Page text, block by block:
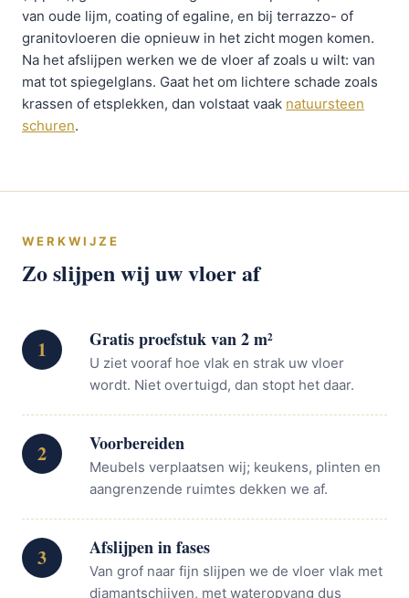
van oude lijm, coating of egaline, en bij terrazzo- of
granitovloeren die opnieuw in het zicht mogen komen.
Na het afslijpen werken we de vloer af zoals u wilt: van
mat tot spiegelglans. Gaat het om lichtere schade zoals
krassen of etsplekken, dan volstaat vaak natuursteen
schuren.
WERKWIJZE
Zo slijpen wij uw vloer af
1 Gratis proefstuk van 2 m²
U ziet vooraf hoe vlak en strak uw vloer
wordt. Niet overtuigd, dan stopt het daar.
2 Voorbereiden
Meubels verplaatsen wij; keukens, plinten en
aangrenzende ruimtes dekken we af.
3 Afslijpen in fases
Van grof naar fijn slijpen we de vloer vlak met
diamantschijven, met wateropvang dus